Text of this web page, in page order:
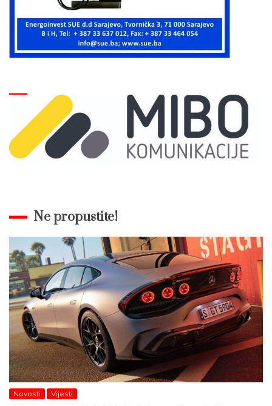
Ne propustite!
Novosti Vijesti